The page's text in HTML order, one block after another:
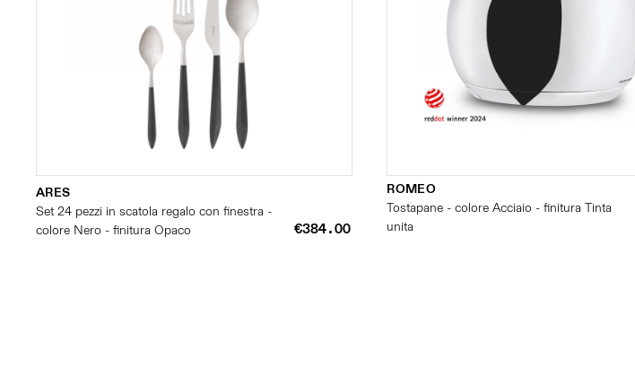
ARES
Set 24 pezzi in scatola regalo con finestra -
colore Nero - finitura Opaco
€384.00
ROMEO
Tostapane - colore Acciaio - finitura Tinta
unita